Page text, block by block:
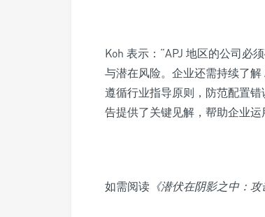
Koh 表示：“APJ 地区的公司必
与潜在风险。企业还需持续了
遵循行业指导原则，防范配置
告提供了关键见解，帮助企业
如需阅读 《潜伏在阴影之中：